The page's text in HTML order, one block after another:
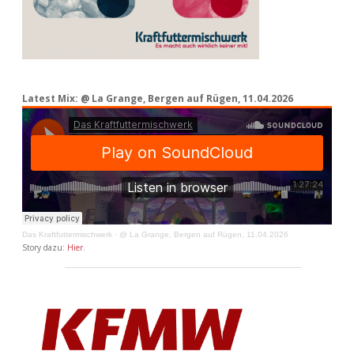
Latest Mix: @ La Grange, Bergen auf Rügen, 11.04.2026
Das Kraftfuttermischwerk · @ La Grange, Bergen auf Rügen, 11.04.2026
Story dazu: Hier.